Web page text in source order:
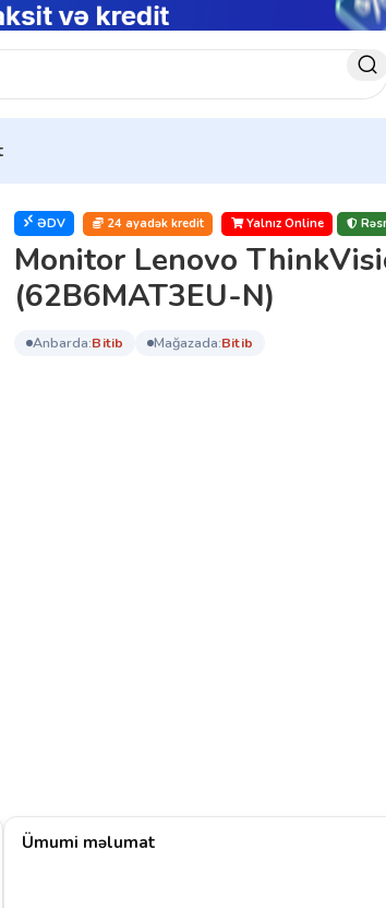
ƏDV 24 ayadək kredit Yalnız Online
Monitor Lenovo
(62B6MAT3EU-N)
anbarda: bi̇ti̇b mağazada: bi̇ti̇b
Ümumi məlumat